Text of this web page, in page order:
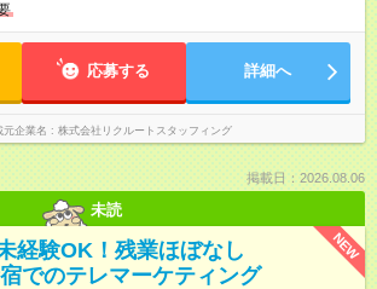
応募する 詳細へ
元企業名 株式会社リクルートスタッフィング
掲載日：2026.08.06
未読
NEW
経験OK！残業ほぼなし
でのテレマーケティング